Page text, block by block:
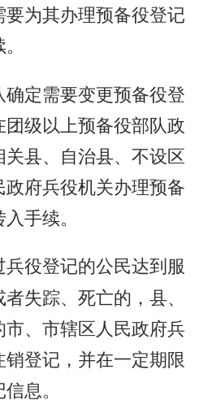
为其办理预备役登记
定需要变更预备役登
级以上预备役部队政
县、自治县、不设区
府兵役机关办理预备
手续。
兵役登记的公民达到服
失踪、死亡的，县、
、市辖区人民政府兵
登记，并在一定期限
息。